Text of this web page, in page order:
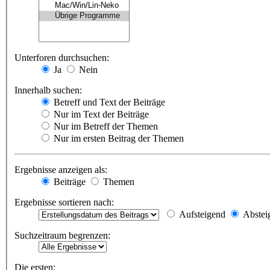
Unterforen durchsuchen:
Ja
Nein
Innerhalb suchen:
Betreff und Text der Beiträge
Nur im Text der Beiträge
Nur im Betreff der Themen
Nur im ersten Beitrag der Themen
Ergebnisse anzeigen als:
Beiträge
Themen
Ergebnisse sortieren nach:
Aufsteigend
Suchzeitraum begrenzen:
Die ersten: